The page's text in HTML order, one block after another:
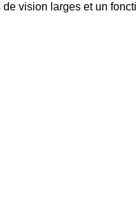
vision larges et un